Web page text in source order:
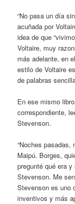
“No pasa un día
acuñada por
idea de que
Voltaire, muy
más adelante, en
estilo de Voltaire
de palabras
En ese mismo
correspondiente,
Stevenson.
“Noches pasadas,
Maipú. Borges,
pregunté qué era
Stevenson. Me
Stevenson es uno
inventivos y más